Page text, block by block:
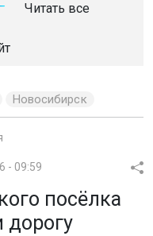
Читать все
Новосибирск
- 09:59
посёлка